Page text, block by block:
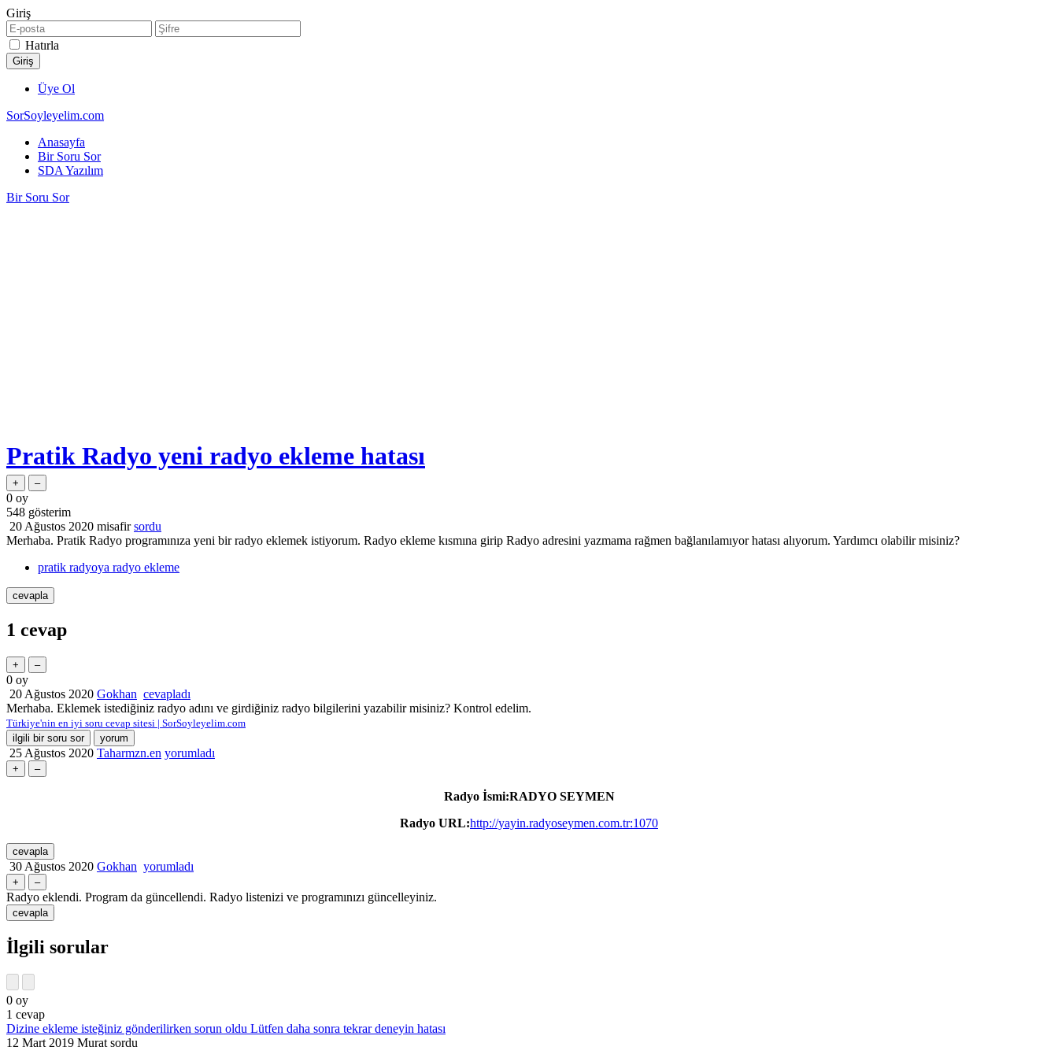
Giriş
Hatırla
Üye Ol
SorSoyleyelim.com
Anasayfa
Bir Soru Sor
SDA Yazılım
Bir Soru Sor
Pratik Radyo yeni radyo ekleme hatası
0 oy
548 gösterim
20 Ağustos 2020 misafir sordu
Merhaba. Pratik Radyo programınıza yeni bir radyo eklemek istiyorum. Radyo ekleme kısmına girip Radyo adresini yazmama rağmen bağlanılamıyor hatası alıyorum. Yardımcı olabilir misiniz?
pratik radyoya radyo ekleme
1 cevap
0 oy
20 Ağustos 2020 Gokhan cevapladı
Merhaba. Eklemek istediğiniz radyo adını ve girdiğiniz radyo bilgilerini yazabilir misiniz? Kontrol edelim.
Türkiye'nin en iyi soru cevap sitesi | SorSoyleyelim.com
25 Ağustos 2020 Taharmzn.en yorumladı
Radyo İsmi:RADYO SEYMEN
Radyo URL:http://yayin.radyoseymen.com.tr:1070
30 Ağustos 2020 Gokhan yorumladı
Radyo eklendi. Program da güncellendi. Radyo listenizi ve programınızı güncelleyiniz.
İlgili sorular
0 oy
1 cevap
Dizine ekleme isteğiniz gönderilirken sorun oldu Lütfen daha sonra tekrar deneyin hatası
12 Mart 2019 Murat sordu